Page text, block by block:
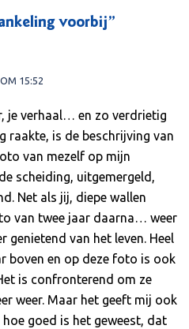
voorbij”
15:52
je verhaal… en zo verdrietig
raakte, is de beschrijving van
van mezelf op mijn
scheiding, uitgemergeld,
Net als jij, diepe wallen
van twee jaar daarna… weer
genietend van het leven. Heel
boven en op deze foto is ook
is confronterend om ze
weer. Maar het geeft mij ook
goed is het geweest, dat